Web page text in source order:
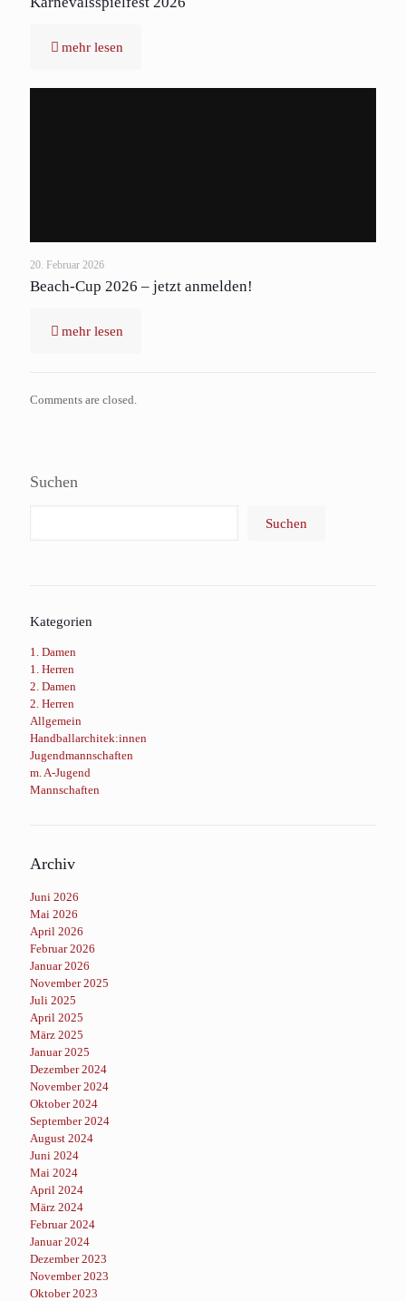
mehr lesen
20. Februar 2026
Beach-Cup 2026 – jetzt anmelden!
mehr lesen
Comments are closed.
Suchen
Suchen
Kategorien
1. Damen
1. Herren
2. Damen
2. Herren
Allgemein
Handballarchitek:innen
Jugendmannschaften
m. A-Jugend
Mannschaften
Archiv
Juni 2026
Mai 2026
April 2026
Februar 2026
Januar 2026
November 2025
Juli 2025
April 2025
März 2025
Januar 2025
Dezember 2024
November 2024
Oktober 2024
September 2024
August 2024
Juni 2024
Mai 2024
April 2024
März 2024
Februar 2024
Januar 2024
Dezember 2023
November 2023
Oktober 2023